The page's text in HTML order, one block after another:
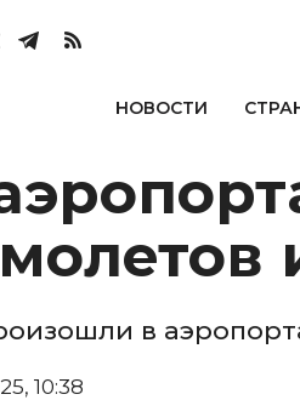
НОВОСТИ
в
10:38